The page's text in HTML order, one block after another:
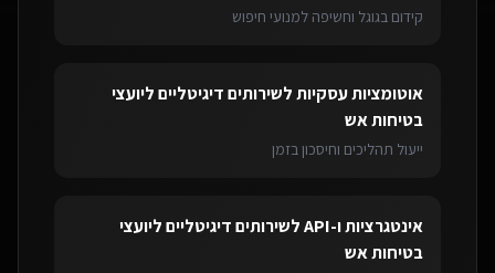
קידום בגוגל וחשיפה למנועי חיפוש
אוטומציות עסקיותלשירותים דיגיטליים ליועצי
בטיחות אש
ייעול תהליכים וחיסכון בזמן
אינטגרציות ו-API לשירותים דיגיטליים ליועצי
בטיחות אש